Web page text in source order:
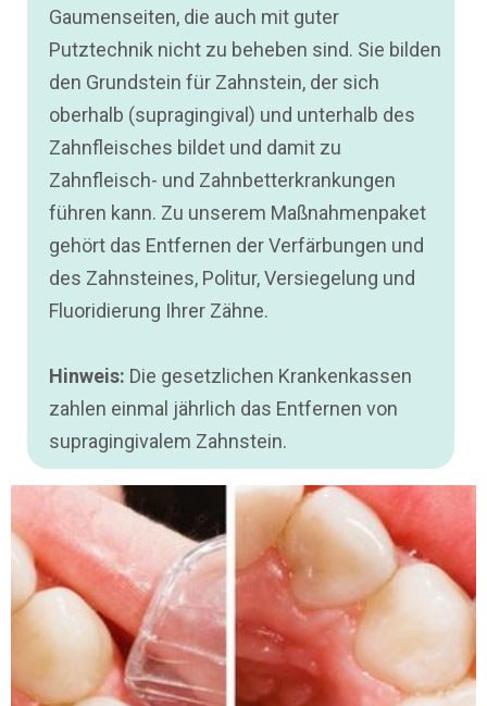
Gaumenseiten, die auch mit guter
Putztechnik nicht zu beheben sind. Sie bilden
den Grundstein für Zahnstein, der sich
oberhalb (supragingival) und unterhalb des
Zahnfleisches bildet und damit zu
Zahnfleisch- und Zahnbetterkrankungen
führen kann. Zu unserem Maßnahmenpaket
gehört das Entfernen der Verfärbungen und
des Zahnsteines, Politur, Versiegelung und
Fluoridierung Ihrer Zähne.
Hinweis: Die gesetzlichen Krankenkassen
zahlen einmal jährlich das Entfernen von
supragingivalem Zahnstein.